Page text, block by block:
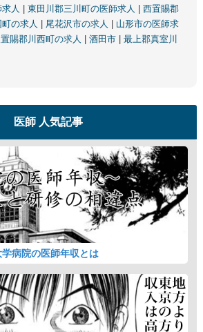
人 東田川郡三川町の医師求人
西置賜郡
の求人 尾花沢市の求人
山形市の医師求
賜郡川西町の求人 酒田市
最上郡真室川
医師 人気記事
学病院の医師年収とは